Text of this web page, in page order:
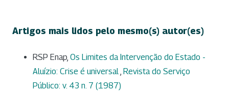
Artigos mais lidos pelo mesmo(s) autor(es)
RSP Enap, Os Limites da Intervenção do Estado -
Aluízio: Crise é universal Revista do Serviço
Público: v. 43 n. 7 (1987)